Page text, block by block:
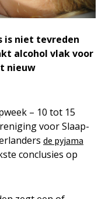
is niet tevreden
alcohol vlak voor
nieuw
– 10 tot 15
voor Slaap-
de pyjama
conclusies op